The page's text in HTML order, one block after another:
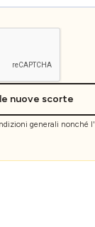
nuove scorte
generali nonché l'